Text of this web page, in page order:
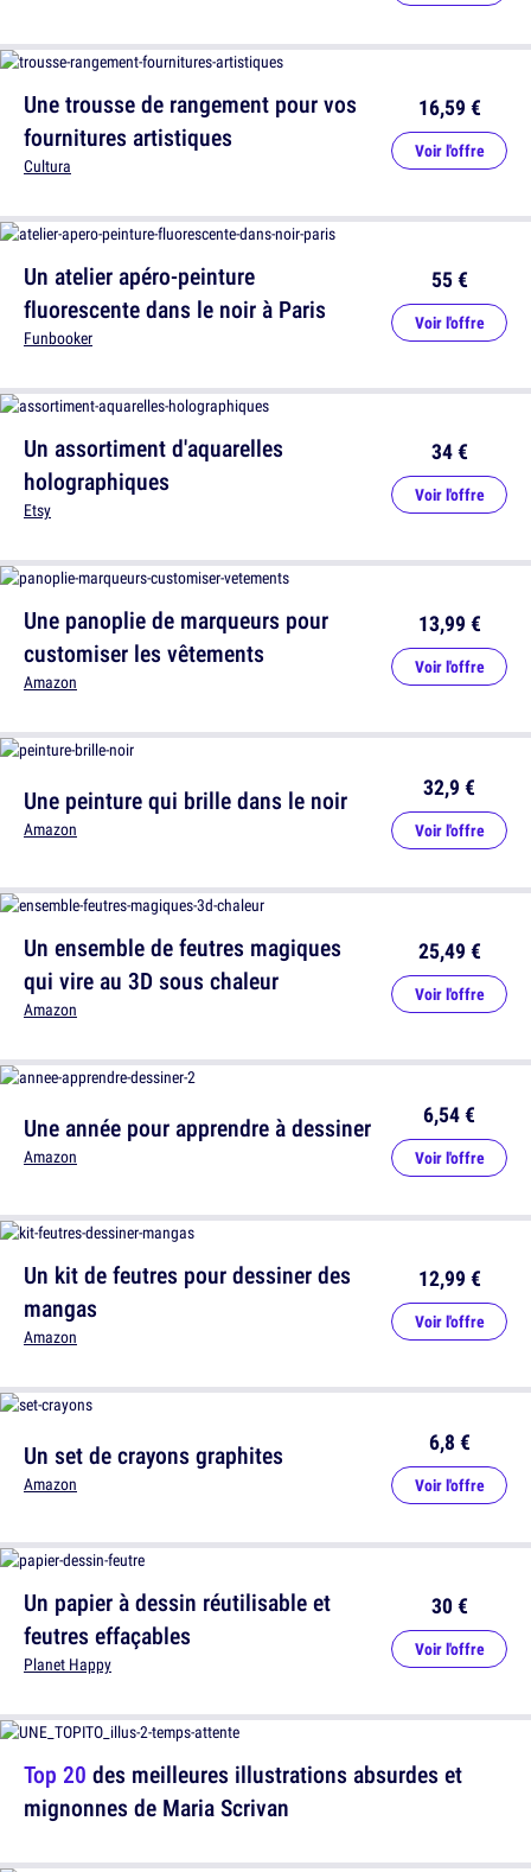
Une trousse de rangement pour vos
fournitures artistiques
Cultura
16,59 €
Voir l'offre
Un assortiment d'aquarelles
holographiques
Etsy
34 €
Voir l'offre
Une peinture qui brille dans le noir
Amazon
32,9 €
Voir l'offre
Une année pour apprendre à dessiner
Amazon
6,54 €
Voir l'offre
Un set de crayons graphites
Amazon
6,8 €
Voir l'offre
Top 20 des meilleures illustrations absurdes et
mignonnes de Maria Scrivan
Un atelier apéro-peinture
fluorescente dans le noir à Paris
Funbooker
55 €
Voir l'offre
Une panoplie de marqueurs pour
customiser les vêtements
Amazon
13,99 €
Voir l'offre
Un ensemble de feutres magiques
qui vire au 3D sous chaleur
Amazon
25,49 €
Voir l'offre
Un kit de feutres pour dessiner des
mangas
Amazon
12,99 €
Voir l'offre
Un papier à dessin réutilisable et
feutres effaçables
Planet Happy
30 €
Voir l'offre